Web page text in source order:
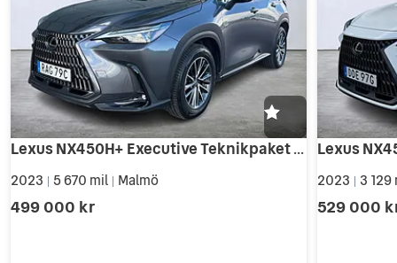
Lexus NX450H+ Executive Teknikpaket AWD 309hk P-Värm...
2023 5 670 mil Malmö
499 000 kr
2023 3
529 000